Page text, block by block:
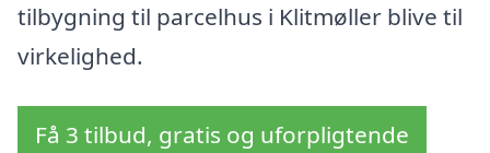
tilbygning til parcelhus i Klitmøller blive til
virkelighed.
Få 3 tilbud, gratis og uforpligtende